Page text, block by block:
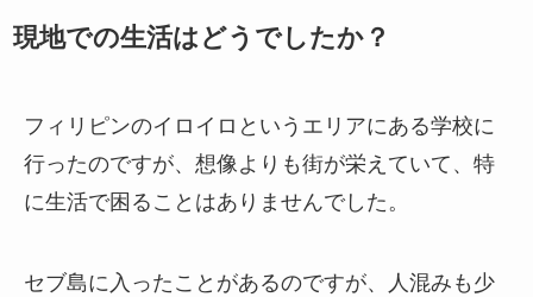
現地での生活はどうでしたか？
フィリピンのイロイロというエリアにある学校に
行ったのですが、想像よりも街が栄えていて、特
に生活で困ることはありませんでした。
セブ島に入ったことがあるのですが、人混みも少